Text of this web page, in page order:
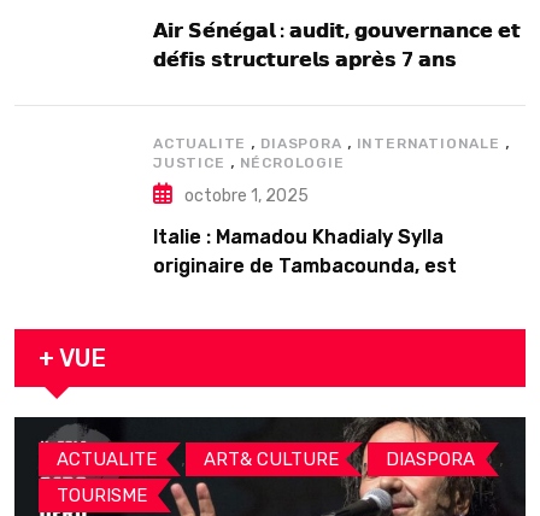
𝗔𝗶𝗿 𝗦𝗲́𝗻𝗲́𝗴𝗮𝗹 : 𝗮𝘂𝗱𝗶𝘁, 𝗴𝗼𝘂𝘃𝗲𝗿𝗻𝗮𝗻𝗰𝗲 𝗲𝘁
𝗱𝗲́𝗳𝗶𝘀 𝘀𝘁𝗿𝘂𝗰𝘁𝘂𝗿𝗲𝗹𝘀 𝗮𝗽𝗿𝗲̀𝘀 7 𝗮𝗻𝘀
ACTUALITE , DIASPORA , INTERNATIONALE ,
JUSTICE , NÉCROLOGIE
octobre 1, 2025
Italie : Mamadou Khadialy Sylla
originaire de Tambacounda, est
arrestation
+ VUE
ACTUALITE , ART& CULTURE , DIASPORA ,
TOURISME